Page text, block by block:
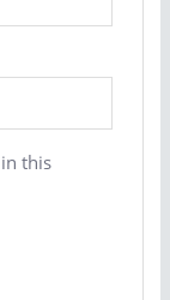
this